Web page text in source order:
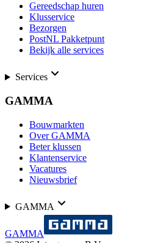
Gereedschap huren
Klusservice
Bezorgen
PostNL Pakketpunt
Bekijk alle services
Services
GAMMA
Bouwmarkten
Over GAMMA
Beter klussen
Klantenservice
Vacatures
Nieuwsbrief
GAMMA
GAMMA